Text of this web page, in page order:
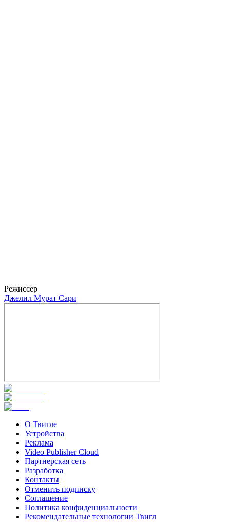
Режиссер
Джелил Мурат Сари
О Твигле
Устройства
Реклама
Video Publisher Cloud
Партнерская сеть
Разработка
Контакты
Отменить подписку
Соглашение
Политика конфиденциальности
Рекомендательные технологии Твигл